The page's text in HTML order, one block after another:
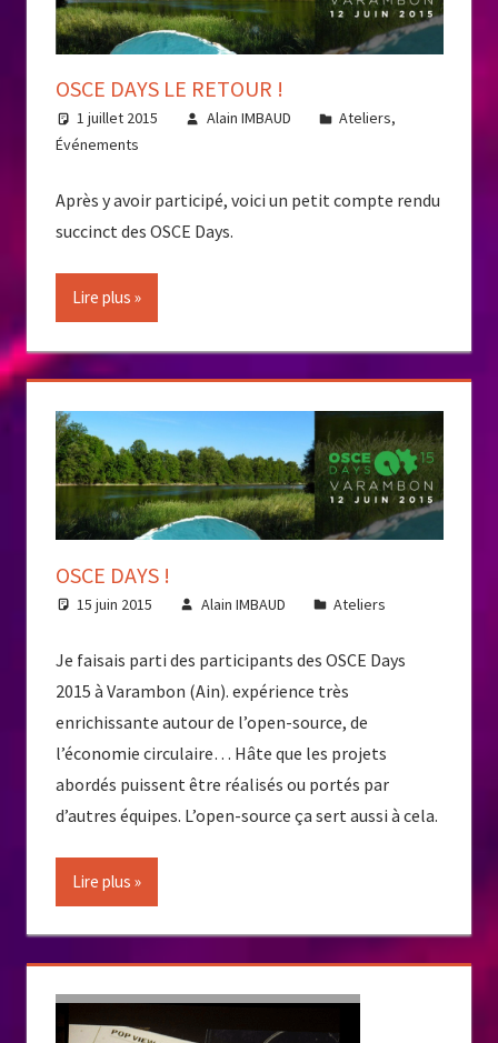
OSCE DAYS LE RETOUR !
1 juillet 2015 Alain IMBAUD Ateliers,
Événements
Après y avoir participé, voici un petit compte rendu
succinct des OSCE Days.
Lire plus
OSCE DAYS !
15 juin 2015 Alain IMBAUD Ateliers
Je faisais parti des participants des OSCE Days
2015 à Varambon (Ain). expérience très
enrichissante autour de l’open-source, de
l’économie circulaire… Hâte que les projets
abordés puissent être réalisés ou portés par
d’autres équipes. L’open-source ça sert aussi à cela.
Lire plus